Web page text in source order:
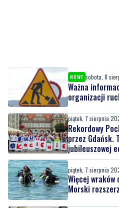
NOWE sobota, 8
Ważna
organizacji
piątek, 7 sierpnia
Rekordowy
przez Gdańsk.
jubileuszowej
piątek, 7 sierpnia
Więcej wraków
Morski